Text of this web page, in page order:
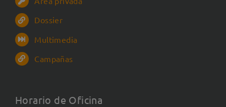
Dossier
Multimedia
Campañas
Horario de Oficina